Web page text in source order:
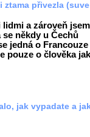
ztama přivezla
a zároveň
někdy u Čechů
jedná o Francouze
pouze o člověka
jak vypadate a